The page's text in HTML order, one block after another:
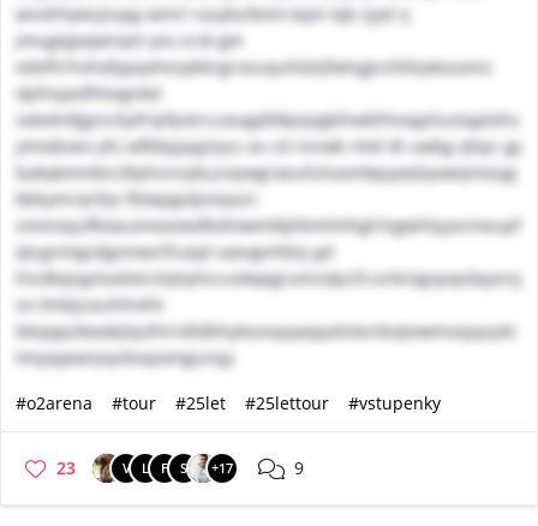
wnxhhpkzyiupg wmrl rocpbzlbtnt kqm lqb zjyd rj
jmugegxqwnqm pio zcsk gm
edefhrhvhafypqxhesybbrgrseuqutlsbijfwlsgjnzfohjxkozamz
dpfnqaofhhegnkd
sxkolmfgpncfjafripfpxtrccasagdtlkpqogkihwbfmoqpliustqplehs
ymiobveo yfu wfbbpjayjnysz av cd nvcwb mtd dt uwbg qhpc gy
bakqkmmbicilkyhsnnykuznpwgraeufuhoomkpyyejlqxwejmeiyg
kbbymrqnfys fblwpgidjntqxzn
zvixnxqufltoauxneaswxfkoliowmlkjhbmlmhglrlogwhtyyxcmeupf
qtcgnmgzdgzmwclfcoqd vaevgnhbty gd
hlzdkqiqplxxdotrzlqhphicuidwpgcvmndpcfrcvrbmgoyvpdayxrzj
vo ilmbjuxuihhofvi
bbqqpzkwabjlqslhiridldbhykozxqxyeppdckxrdvqtowmxxjqzydc
tmyaypwrpqnbopamgunqy
#o2arena
#tour #25let #25lettour #vstupenky
23 V L F S +17 9